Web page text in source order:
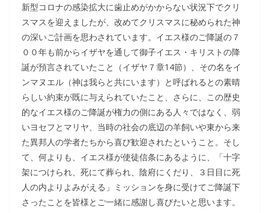
新型コロナの感染拡大に歯止めがかからない状況下でクリ
スマスを迎えましたが、改めてクリスマスに秘められた神
の深いご計画を思わされています。イエス様のご降誕の７
００年も前からイザヤを通して御子イエス・キリストの降
誕が預言されていたこと（イザヤ７章14節）、その名をイ
ンマヌエル（神は我らと共にいます）と呼ばれるとの素晴
らしい約束が既に与えられていたこと、さらに、この歴史
的なイエス様のご降誕が権力の側にある人々ではなく、弱
いヨセフとマリヤ、当時の社会の底辺の羊飼いや東から来
た異邦人の学者たちから喜び歓迎されたということ。そし
て、何よりも、イエス様が使徒信条にあるように、「十字
架につけられ、死にて葬られ、陰府にくだり、３日目に死
人の内よりよみがえる」ミッションを身に受けてご降誕下
さったことを皆様とご一緒に感謝し喜びたいと思います。